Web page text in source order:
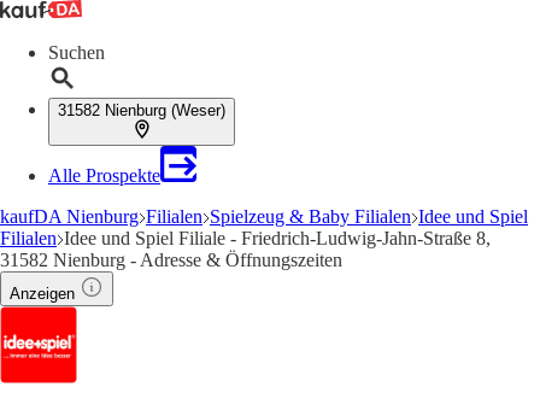
Suchen
31582 Nienburg (Weser)
Alle Prospekte
kaufDA Nienburg Filialen Spielzeug & Baby Filialen Idee und Spiel
Filialen Idee und Spiel Filiale - Friedrich-Ludwig-Jahn-Straße 8,
31582 Nienburg - Adresse & Öffnungszeiten
Anzeigen